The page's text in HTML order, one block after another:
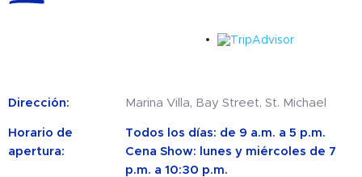
Dirección: Marina Villa, Bay Street, St. Michael
Horario de
apertura:
Todos los días: de 9 a.m. a 5 p.m.
Cena Show: lunes y miércoles de 7
p.m. a 10:30 p.m.